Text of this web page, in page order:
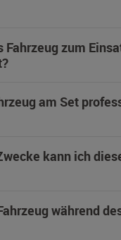
Fahrzeug zum
am Set
kann ich
während